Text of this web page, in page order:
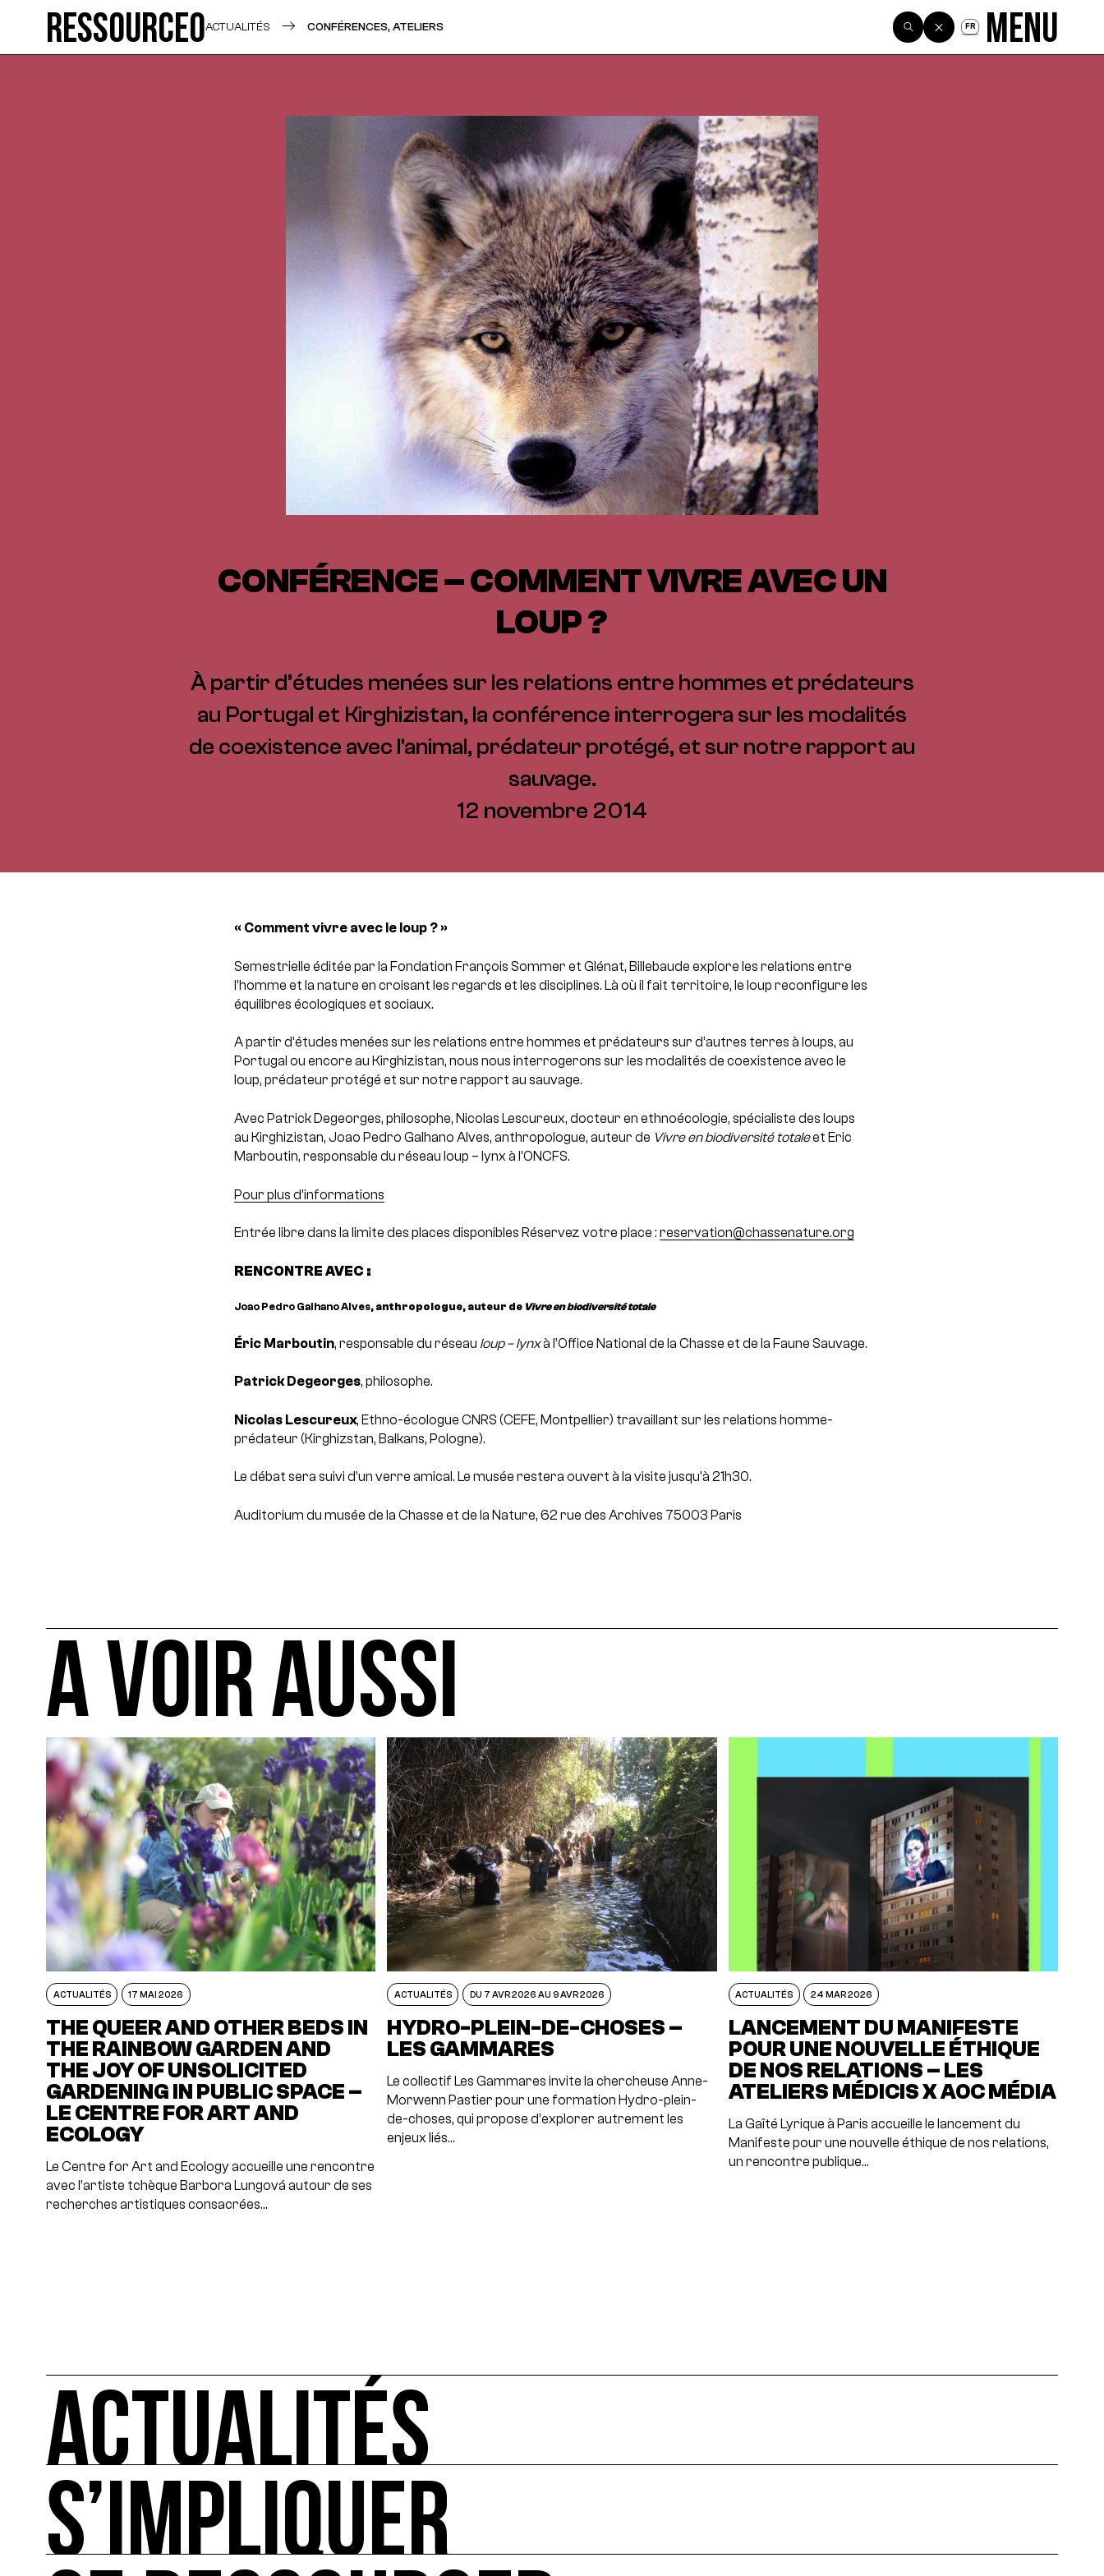
Ressource0ACTUALITÉS CONFÉRENCES, ATELIERS FR Menu
CONFÉRENCE – COMMENT VIVRE AVEC UN
LOUP ?
À partir d’études menées sur les relations entre hommes et prédateurs
au Portugal et Kirghizistan, la conférence interrogera sur les modalités
de coexistence avec l'animal, prédateur protégé, et sur notre rapport au
sauvage.
12 novembre 2014
« Comment vivre avec le loup ? »
Semestrielle éditée par la Fondation François Sommer et Glénat, Billebaude explore les relations entre
l’homme et la nature en croisant les regards et les disciplines. Là où il fait territoire, le loup reconfigure les
équilibres écologiques et sociaux.
A partir d’études menées sur les relations entre hommes et prédateurs sur d’autres terres à loups, au
Portugal ou encore au Kirghizistan, nous nous interrogerons sur les modalités de coexistence avec le
loup, prédateur protégé et sur notre rapport au sauvage.
Avec Patrick Degeorges, philosophe, Nicolas Lescureux, docteur en ethnoécologie, spécialiste des loups
au Kirghizistan, Joao Pedro Galhano Alves, anthropologue, auteur de Vivre en biodiversité totaleet Eric
Marboutin, responsable du réseau loup – lynx à l’ONCFS.
Pour plus d’informations
Entrée libre dans la limite des places disponibles Réservez votre place : reservation@chassenature.org
RENCONTRE AVEC :
Joao Pedro Galhano Alves, anthropologue, auteur de Vivre en biodiversité totale
Éric Marboutin, responsable du réseau loup – lynxà l’Office National de la Chasse et de la Faune Sauvage.
Patrick Degeorges, philosophe.
Nicolas Lescureux, Ethno-écologue CNRS (CEFE, Montpellier) travaillant sur les relations homme-
prédateur (Kirghizstan, Balkans, Pologne).
Le débat sera suivi d’un verre amical. Le musée restera ouvert à la visite jusqu’à 21h30.
Auditorium du musée de la Chasse et de la Nature, 62 rue des Archives 75003 Paris
A VOIR AUSSI
ACTUALITÉS 17 MAI 2026
THE QUEER AND OTHER BEDS IN
THE RAINBOW GARDEN AND
THE JOY OF UNSOLICITED
GARDENING IN PUBLIC SPACE –
LE CENTRE FOR ART AND
ECOLOGY
Le Centre for Art and Ecology accueille une rencontre
avec l’artiste tchèque Barbora Lungová autour de ses
recherches artistiques consacrées…
ACTUALITÉS DU 7 AVR 2026 AU 9 AVR 2026
HYDRO-PLEIN-DE-CHOSES –
LES GAMMARES
Le collectif Les Gammares invite la chercheuse Anne-
Morwenn Pastier pour une formation Hydro-plein-
de-choses, qui propose d’explorer autrement les
enjeux liés…
ACTUALITÉS 24 MAR 2026
LANCEMENT DU MANIFESTE
POUR UNE NOUVELLE ÉTHIQUE
DE NOS RELATIONS – LES
ATELIERS MÉDICIS X AOC MÉDIA
La Gaîté Lyrique à Paris accueille le lancement du
Manifeste pour une nouvelle éthique de nos relations,
un rencontre publique…
ACTUALITÉS
ACTUALITÉS
L'actualité française et internationale des rendez-vous de l'art et de l'écologie : manifestations, appels à projets, rencontres...
S’IMPLIQUER